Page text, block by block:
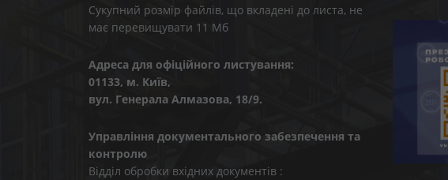
Сукупний розмір файлів, що вкладені до листа, не
має перевищувати 11 Мб
Адреса для офіційного листування:
01133, м. Київ,
вул. Генерала Алмазова, 18/9.
Управління документального забезпечення та
контролю
Відділ обробки вхідних документів :